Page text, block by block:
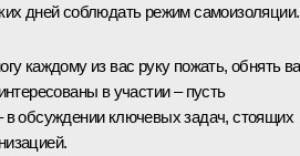
дней соблюдать режим самоизоляции.
каждому из вас руку пожать, обнять
в участии – пусть
в обсуждении ключевых задач, стоящих